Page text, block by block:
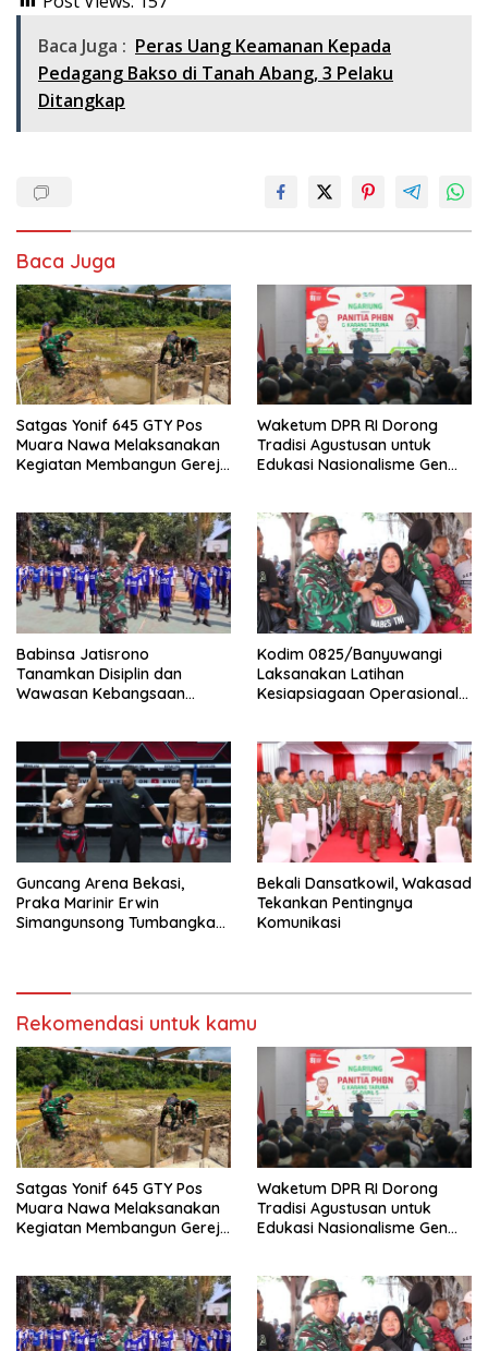
Baca Juga : Peras Uang Keamanan Kepada
Pedagang Bakso di Tanah Abang, 3 Pelaku
Ditangkap
Baca Juga
Satgas Yonif 645 GTY Pos
Muara Nawa Melaksanakan
Kegiatan Membangun Gereja
Waketum DPR RI Dorong
Tradisi Agustusan untuk
Edukasi Nasionalisme Gen
Babinsa Jatisrono
Tanamkan Disiplin dan
Wawasan Kebangsaan
Kodim 0825/Banyuwangi
Laksanakan Latihan
Kesiapsiagaan Operasional
Guncang Arena Bekasi,
Praka Marinir Erwin
Simangunsong Tumbangkan
Bekali Dansatkowil, Wakasad
Tekankan Pentingnya
Komunikasi
Rekomendasi untuk kamu
Satgas Yonif 645 GTY Pos
Muara Nawa Melaksanakan
Kegiatan Membangun Gereja
Waketum DPR RI Dorong
Tradisi Agustusan untuk
Edukasi Nasionalisme Gen